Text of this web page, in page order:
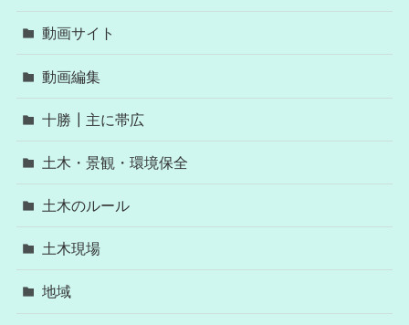
動画サイト
動画編集
十勝┃主に帯広
土木・景観・環境保全
土木のルール
土木現場
地域